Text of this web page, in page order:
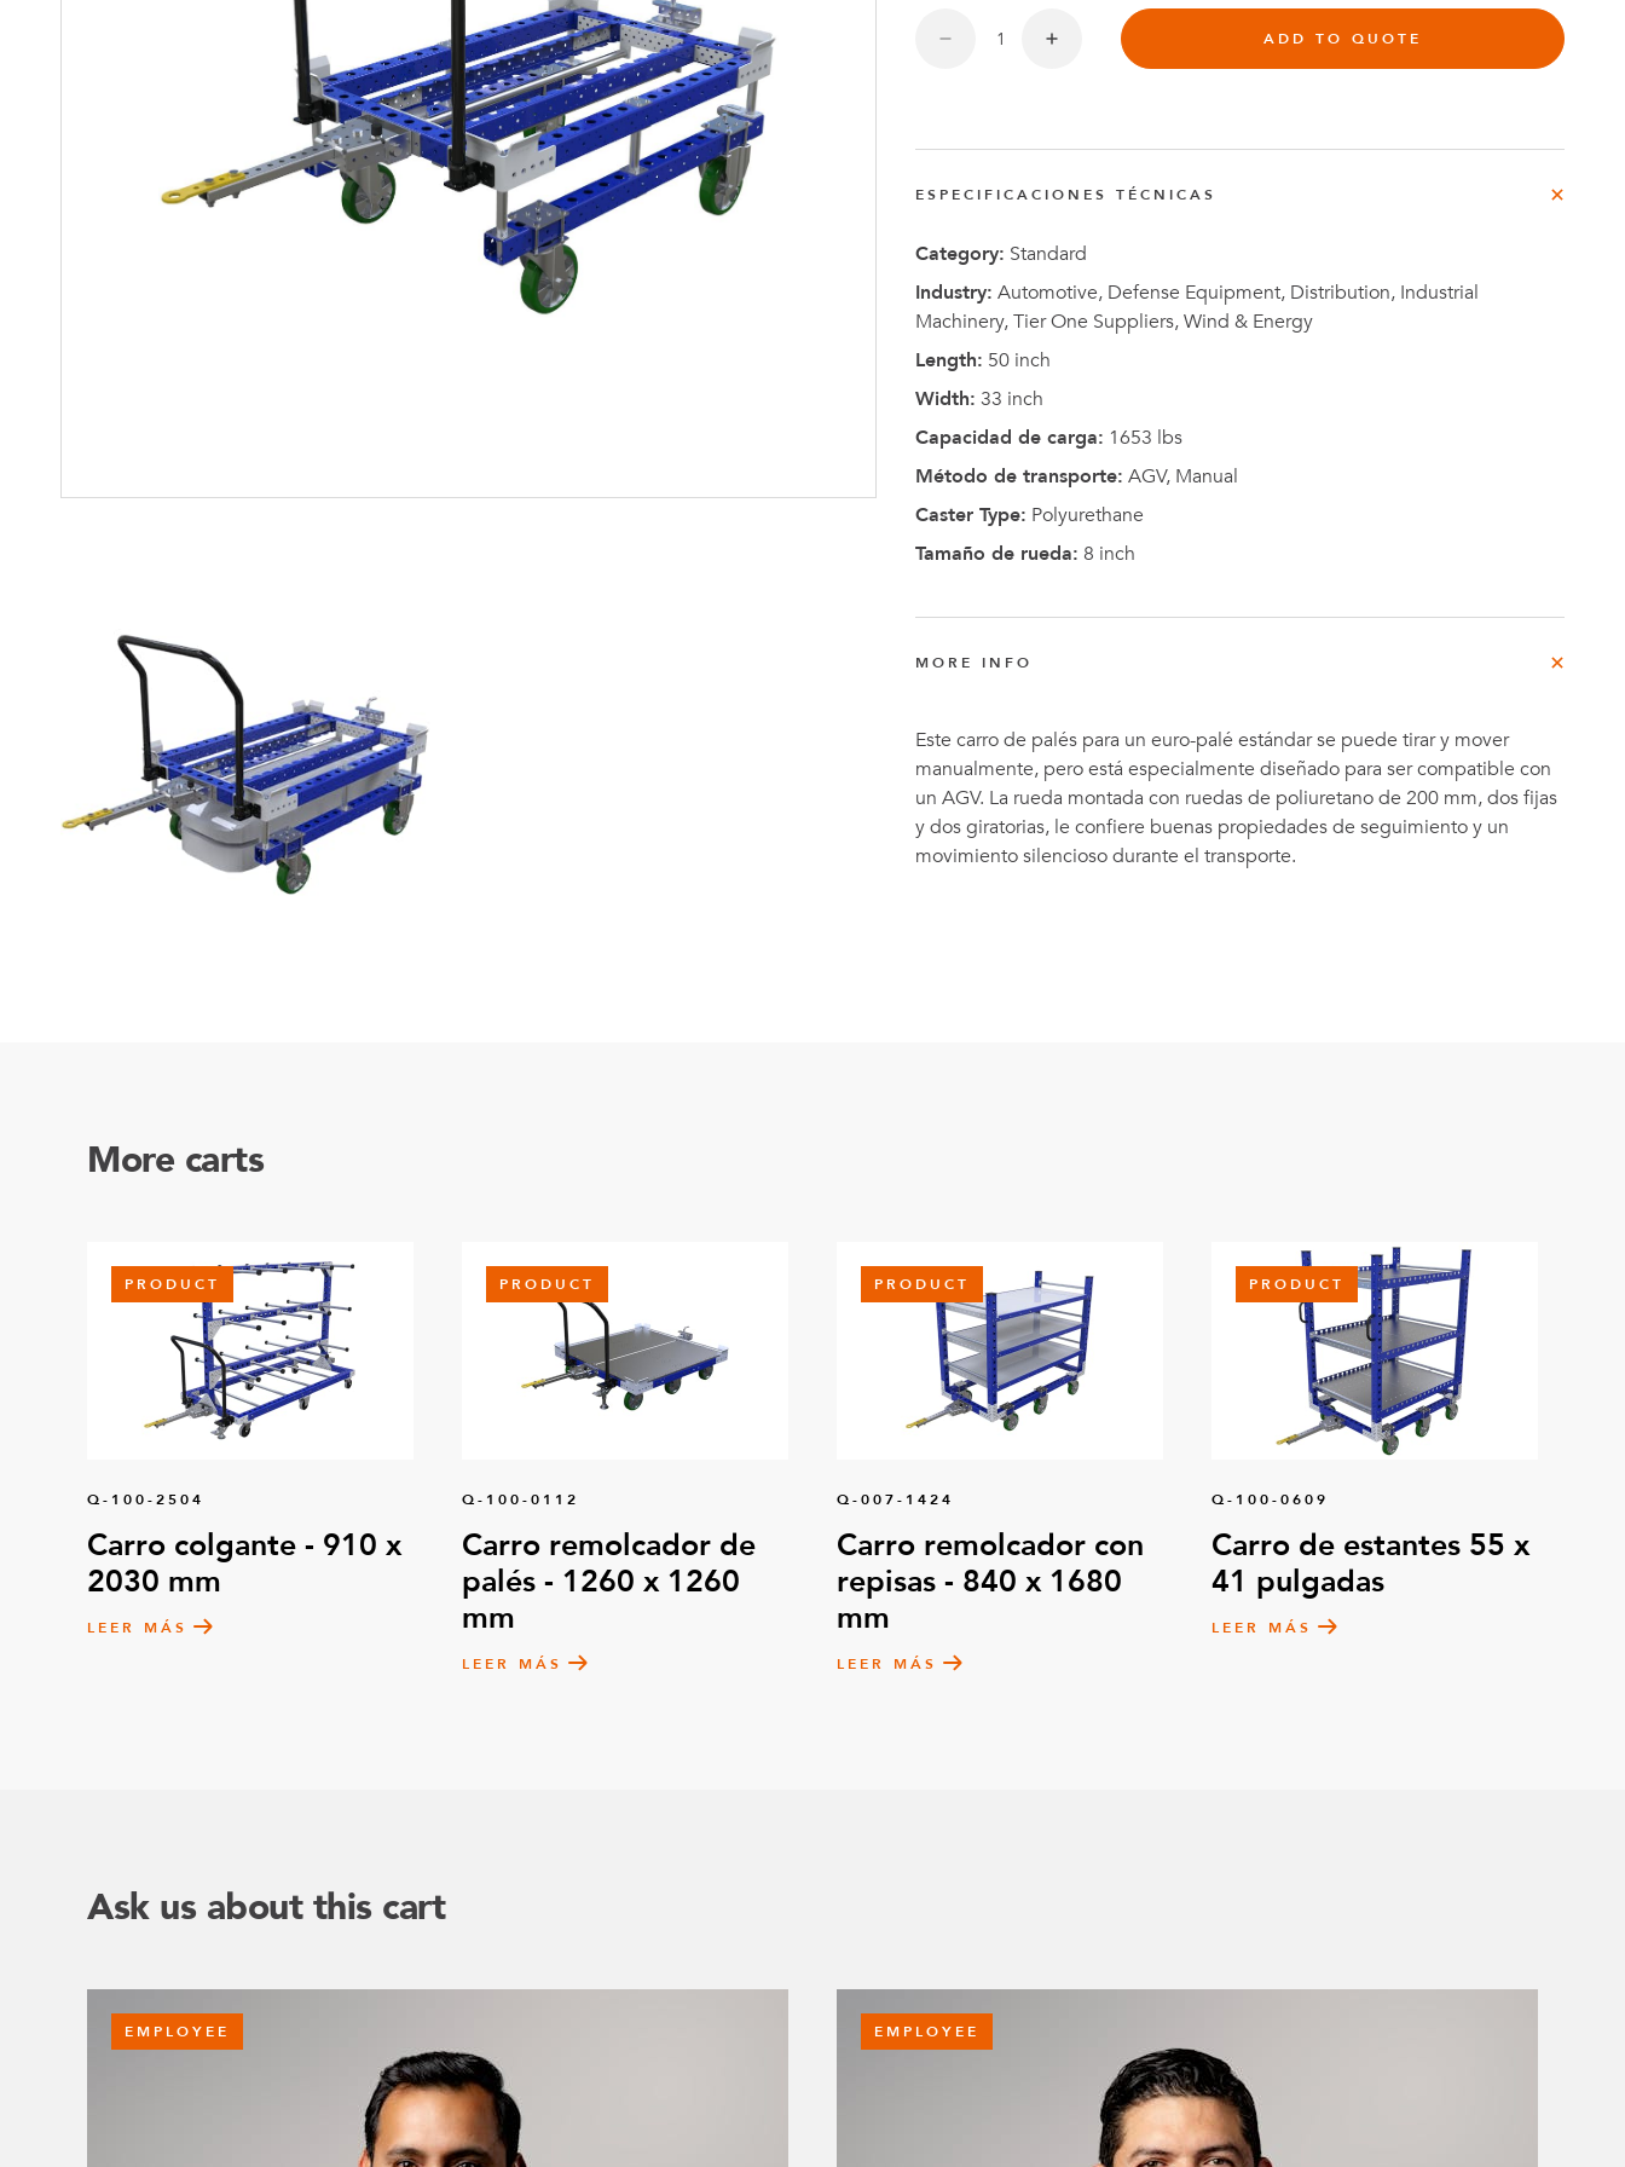
Soluciones para colgar
Soluciones Madre-Hija
Carros de kit y soluciones
Parts
Anders
de
FlexQube
ADD TO QUOTE
ESPECIFICACIONES TÉCNICAS
Category: Standard
Industry: Automotive, Defense Equipment, Distribution, Industrial
Machinery, Tier One Suppliers, Wind & Energy
Length: 50 inch
Width: 33 inch
Capacidad de carga: 1653 lbs
Método de transporte: AGV, Manual
Caster Type: Polyurethane
Tamaño de rueda: 8 inch
MORE INFO
Este carro de palés para un euro-palé estándar se puede tirar y mover
manualmente, pero está especialmente diseñado para ser compatible con
un AGV. La rueda montada con ruedas de poliuretano de 200 mm, dos fijas
y dos giratorias, le confiere buenas propiedades de seguimiento y un
movimiento silencioso durante el transporte.
More carts
PRODUCT
Q-100-2504
Carro colgante - 910 x
2030 mm
LEER MÁS
PRODUCT
Q-100-0112
Carro remolcador de
palés - 1260 x 1260
mm
LEER MÁS
PRODUCT
Q-007-1424
Carro remolcador con
repisas - 840 x 1680
mm
LEER MÁS
PRODUCT
Q-100-0609
Carro de estantes 55 x
41 pulgadas
LEER MÁS
Ask us about this cart
EMPLOYEE EMPLOYEE